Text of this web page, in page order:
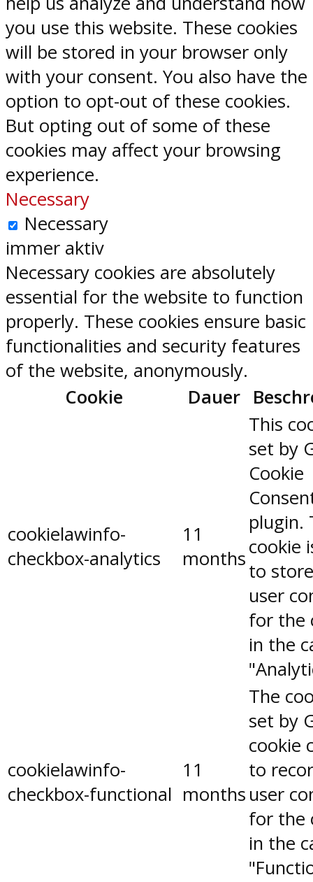
you use this website. These cookies
will be stored in your browser only
with your consent. You also have the
option to opt-out of these cookies.
But opting out of some of these
cookies may affect your browsing
experience.
Necessary
Necessary
immer aktiv
Necessary cookies are absolutely
essential for the website to function
properly. These cookies ensure basic
functionalities and security features
of the website, anonymously.
Cookie
Dauer
cookielawinfo-
checkbox-analytics
11
months
This
set by
Cookie
plugin.
cookie
to
user
for the
in the
cookielawinfo-
checkbox-functional
11
months
The
set by
cookie
to
user
for the
in the